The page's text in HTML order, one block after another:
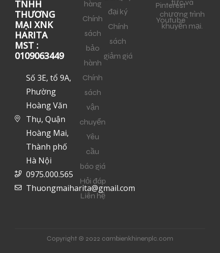
TNHH
THƯƠNG
MẠI XNK
HARITA
MST :
0109063449
Số 3E, tổ 9A,
Phường
Hoàng Văn
Thụ, Quận
Hoàng Mai,
Thành phố
Hà Nội
0975.000.565
Thuongmaiharita@gmail.com
hàng
Chính
sách
bảo
hành
Chính
sách
vận
chuyển
Yêu
cầu
báo giá
Hỏi đáp
Liên hệ
đại ký
Chính
sách
giảm giá
Pinterest
Youtube
tức và
chương trình
khuyến mại.
Copyright © 2022 cambienkhinenplc.com